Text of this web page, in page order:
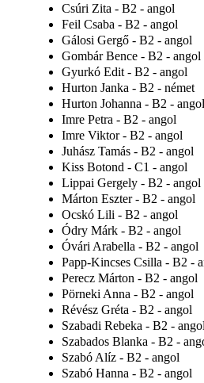
Csúri Zita - B2 - angol
Feil Csaba - B2 - angol
Gálosi Gergő - B2 - angol
Gombár Bence - B2 - angol
Gyurkó Edit - B2 - angol
Hurton Janka - B2 - német
Hurton Johanna - B2 - angol
Imre Petra - B2 - angol
Imre Viktor - B2 - angol
Juhász Tamás - B2 - angol
Kiss Botond - C1 - angol
Lippai Gergely - B2 - angol
Márton Eszter - B2 - angol
Ocskó Lili - B2 - angol
Ódry Márk - B2 - angol
Óvári Arabella - B2 - angol
Papp-Kincses Csilla - B2 -
Perecz Márton - B2 - angol
Pörneki Anna - B2 - angol
Révész Gréta - B2 - angol
Szabadi Rebeka - B2 - angol
Szabados Blanka - B2 -
Szabó Alíz - B2 - angol
Szabó Hanna - B2 - angol